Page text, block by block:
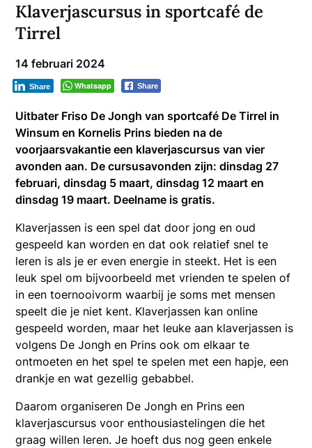
Klaverjascursus in sportcafé de
Tirrel
14 februari 2024
Whatsapp Share
Share
Uitbater Friso De Jongh van sportcafé De Tirrel in
Winsum en Kornelis Prins bieden na de
voorjaarsvakantie een klaverjascursus van vier
avonden aan. De cursusavonden zijn: dinsdag 27
februari, dinsdag 5 maart, dinsdag 12 maart en
dinsdag 19 maart. Deelname is gratis.
Klaverjassen is een spel dat door jong en oud
gespeeld kan worden en dat ook relatief snel te
leren is als je er even energie in steekt. Het is een
leuk spel om bijvoorbeeld met vrienden te spelen of
in een toernooivorm waarbij je soms met mensen
speelt die je niet kent. Klaverjassen kan online
gespeeld worden, maar het leuke aan klaverjassen is
volgens De Jongh en Prins ook om elkaar te
ontmoeten en het spel te spelen met een hapje, een
drankje en wat gezellig gebabbel.
Daarom organiseren De Jongh en Prins een
klaverjascursus voor enthousiastelingen die het
graag willen leren. Je hoeft dus nog geen enkele